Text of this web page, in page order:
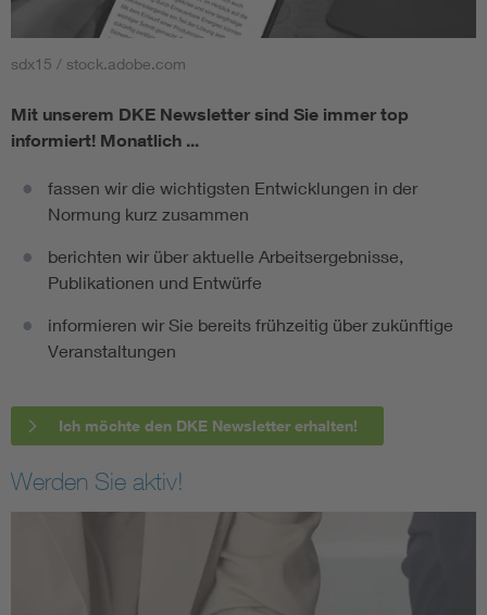
sdx15 / stock.adobe.com
Mit unserem DKE Newsletter sind Sie immer top
informiert! Monatlich ...
fassen wir die wichtigsten Entwicklungen in der
Normung kurz zusammen
berichten wir über aktuelle Arbeitsergebnisse,
Publikationen und Entwürfe
informieren wir Sie bereits frühzeitig über zukünftige
Veranstaltungen
Ich möchte den DKE Newsletter erhalten!
Werden Sie aktiv!